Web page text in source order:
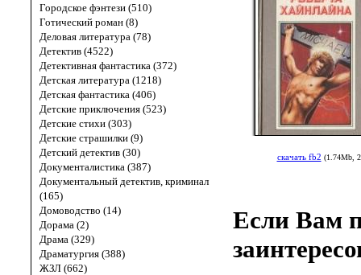
Городское фэнтези (510)
Готический роман (8)
Деловая литература (78)
Детектив (4522)
Детективная фантастика (372)
Детская литература (1218)
Детская фантастика (406)
Детские приключения (523)
Детские стихи (303)
Детские страшилки (9)
Детский детектив (30)
Документалистика (387)
Документальный детектив, криминал
(165)
Домоводство (14)
Дорама (2)
Драма (329)
Драматургия (388)
ЖЗЛ (662)
скачать fb2 (1.74Mb,
Если Вам